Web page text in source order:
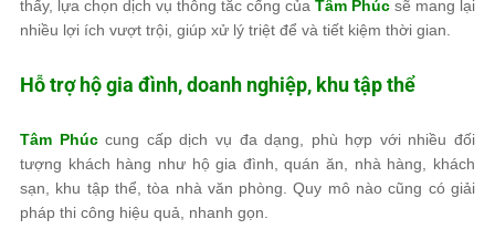
thấy, lựa chọn dịch vụ thông tắc cống của Tâm Phúc sẽ mang lại
nhiều lợi ích vượt trội, giúp xử lý triệt để và tiết kiệm thời gian.
Hỗ trợ hộ gia đình, doanh nghiệp, khu tập thể
Tâm Phúccung cấp dịch vụ đa dạng, phù hợp với nhiều đối
tượng khách hàng như hộ gia đình, quán ăn, nhà hàng, khách
sạn, khu tập thể, tòa nhà văn phòng. Quy mô nào cũng có giải
pháp thi công hiệu quả, nhanh gọn.